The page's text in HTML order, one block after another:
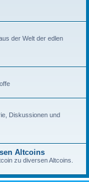
der Welt der edlen
Diskussionen und
Altcoins
zu diversen Altcoins.